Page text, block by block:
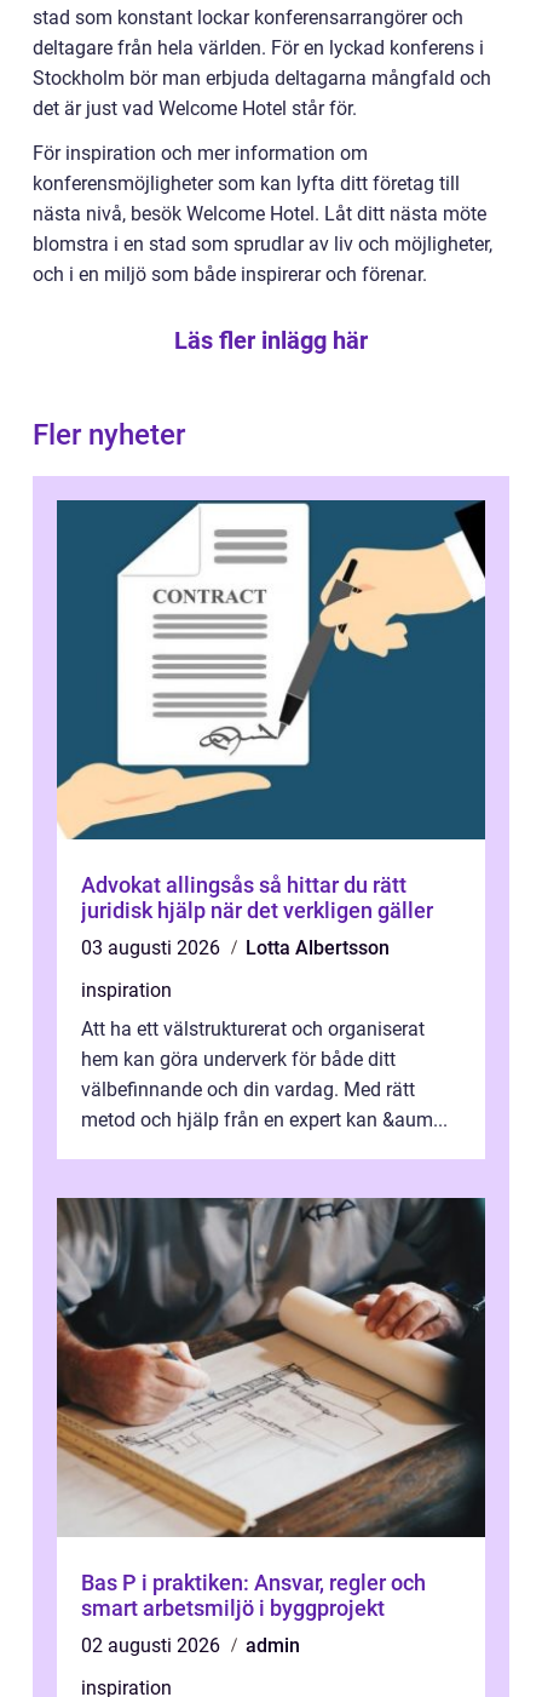
stad som konstant lockar konferensarrangörer och
deltagare från hela världen. För en lyckad konferens i
Stockholm bör man erbjuda deltagarna mångfald och
det är just vad Welcome Hotel står för.
För inspiration och mer information om
konferensmöjligheter som kan lyfta ditt företag till
nästa nivå, besök Welcome Hotel. Låt ditt nästa möte
blomstra i en stad som sprudlar av liv och möjligheter,
och i en miljö som både inspirerar och förenar.
Läs fler inlägg här
Fler nyheter
Advokat allingsås så hittar du rätt
juridisk hjälp när det verkligen gäller
03 augusti 2026
Lotta Albertsson
inspiration
Att ha ett välstrukturerat och organiserat
hem kan göra underverk för både ditt
välbefinnande och din vardag. Med rätt
metod och hjälp från en expert kan &aum...
Bas P i praktiken: Ansvar, regler och
smart arbetsmiljö i byggprojekt
02 augusti 2026
admin
inspiration